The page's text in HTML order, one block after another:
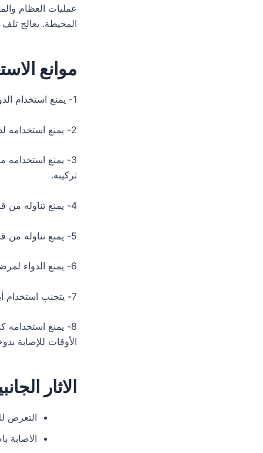
عمليات العظام
المحيطة. يعالج
موانع
1- يمنع استخدام الدواء للحوامل وللأمهات المرضعات أيضاً.
2- يمنع استخدامه لدي الرضع وكذلك الأطفال الأقل من سن ١٤ سنة.
3- يمنع استخدامه
تركيبه.
4- يمنع تناوله من قبل الأشخاص التي مصابة من قبل بالتهاب الشرج أو نزيف في الشرج
5- يمنع تناوله من قبل مرضي الكلي وفيروس الكبد أيضاً.
6- يمنع الدواء لمرضي متلازمة باركنسون ومرضي الصرع
7- يتجنب استخدام أيضًا هذا الدواء كذلك للأشخاص التي تتناول أدوية تمنع تجلط الدم
8- يمنع
الأوقات للإصابة
الاثار
التعرض
الاصابة